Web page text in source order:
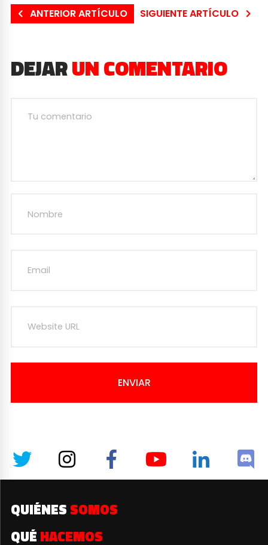
ANTERIOR ARTÍCULO SIGUIENTE ARTÍCULO
DEJARUN COMENTARIO
ENVIAR
QUIÉNES SOMOS
QUÉ HACEMOS